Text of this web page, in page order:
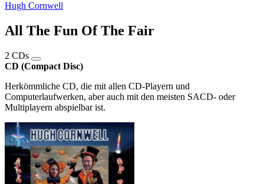
Hugh Cornwell
All The Fun Of The Fair
2 CDs
CD (Compact Disc)
Herkömmliche CD, die mit allen CD-Playern und
Computerlaufwerken, aber auch mit den meisten SACD- oder
Multiplayern abspielbar ist.